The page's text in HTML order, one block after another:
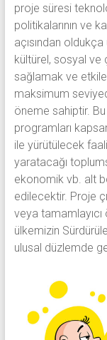
proje süresi
politikalarının ve
açısından
kültürel, sosyal ve
sağlamak ve
maksimum
öneme sahiptir.
programları
ile yürütülecek
yaratacağı
ekonomik vb. alt
edilecektir. Proje
veya tamamlayıcı
ülkemizin
ulusal düzlemde